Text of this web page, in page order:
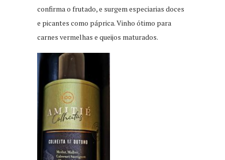
confirma o frutado, e surgem especiarias doces
e picantes como páprica. Vinho ótimo para
carnes vermelhas e queijos maturados.